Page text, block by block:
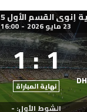
القسم الأول 2025-2026
23 مايو 2026 -
16:00
1
:
1
نهاية المباراة
الشوط الأول: -